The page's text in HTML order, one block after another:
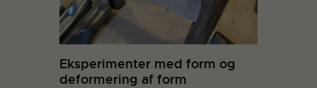
Eksperimenter med form og
deformering af form